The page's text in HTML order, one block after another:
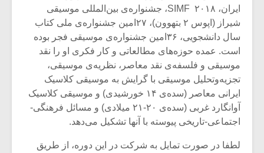
ایران، SIMF ۲۰۱۸، جشنواره‌ی بین‌المللی موسیقی
شیراز (اپوس ۲ بتهوون)، ۲۷امین جشنواره‌ی ملی کتاب
سال دانشجویی، ۳۶امین جشنواره‌ی موسیقی فجر بوده
است. عمده حوزه‌های مطالعاتی و کار فکری او را نقد
موسیقی و فلسفه‌ی نقد معاصر، نظریه‌ی موسیقی،
تجزیه‌وتحلیل موسیقی با گرایش به موسیقی کلاسیک
ایرانی معاصر (سده‌ی ۱۴ خورشیدی) و موسیقی کلاسیک
آوانگارد غربی (سده‌ی ۲۰-۲۱ میلادی) و مسائل فرهنگی-
اجتماعی-تاریخی پیوسته با آنها تشکیل می‌دهد.
لطفا در صورت تمایل به شرکت در این دوره‌‌، از طریق